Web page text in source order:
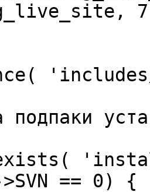
подпаки
>SVN == 0) {